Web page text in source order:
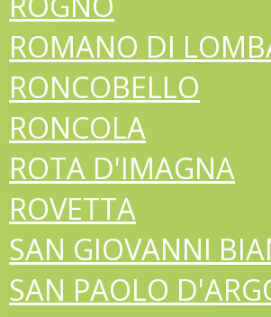
ROMANO DI
RONCOBELLO
RONCOLA
ROTA D'IMAGNA
ROVETTA
SAN GIOVANNI
SAN PAOLO